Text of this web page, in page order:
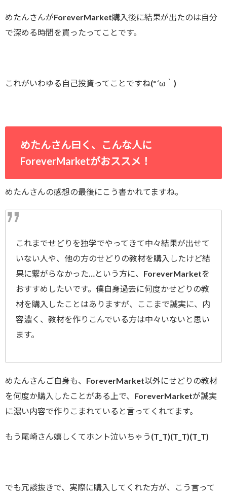
めたんさんがForeverMarket購入後に結果が出たのは自分
で深める時間を買ったってことです。
これがいわゆる自己投資ってことですね(*´ω｀)
めたんさん曰く、こんな人に
ForeverMarketがおススメ！
めたんさんの感想の最後にこう書かれてますね。
これまでせどりを独学でやってきて中々結果が出せて
いない人や、他の方のせどりの教材を購入したけど結
果に繋がらなかった…という方に、ForeverMarketを
おすすめしたいです。僕自身過去に何度かせどりの教
材を購入したことはありますが、ここまで誠実に、内
容濃く、教材を作りこんでいる方は中々いないと思い
ます。
めたんさんご自身も、ForeverMarket以外にせどりの教材
を何度か購入したことがある上で、ForeverMarketが誠実
に濃い内容で作りこまれていると言ってくれてます。
もう尾崎さん嬉しくてホント泣いちゃう(T_T)(T_T)(T_T)
でも冗談抜きで、実際に購入してくれた方が、こう言って